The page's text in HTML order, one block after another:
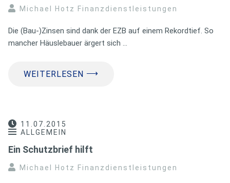
Michael Hotz Finanzdienstleistungen
Die (Bau-)Zinsen sind dank der EZB auf einem Rekordtief. So
mancher Häuslebauer ärgert sich …
WEITERLESEN ⟶
11.07.2015
ALLGEMEIN
Ein Schutzbrief hilft
Michael Hotz Finanzdienstleistungen